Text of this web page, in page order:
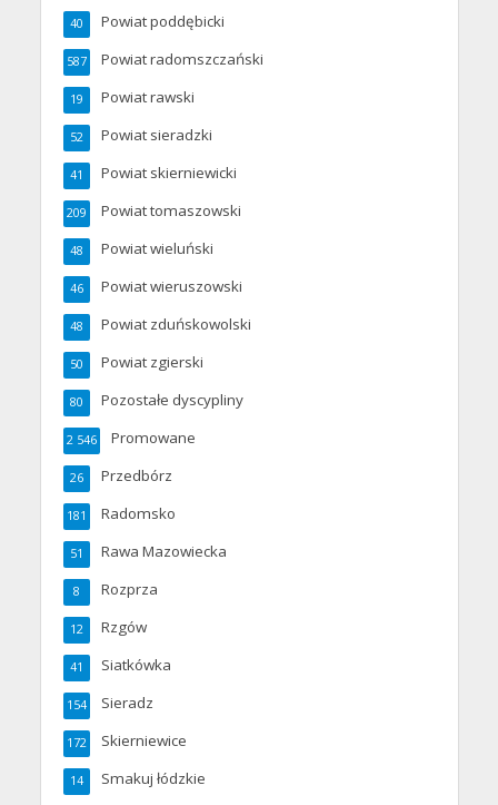
Powiat poddębicki
40
Powiat radomszczański
587
Powiat rawski
19
Powiat sieradzki
52
Powiat skierniewicki
41
Powiat tomaszowski
209
Powiat wieluński
48
Powiat wieruszowski
46
Powiat zduńskowolski
48
Powiat zgierski
50
Pozostałe dyscypliny
80
Promowane
2 546
Przedbórz
26
Radomsko
181
Rawa Mazowiecka
51
Rozprza
8
Rzgów
12
Siatkówka
41
Sieradz
154
Skierniewice
172
Smakuj łódzkie
14